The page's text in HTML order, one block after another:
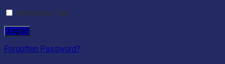
Remember Me
Forgotten Password?